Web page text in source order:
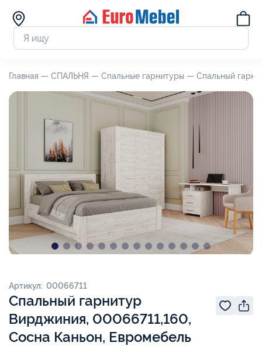
Главная — СПАЛЬНЯ — Спальные гарнитуры — Спальный
Спальный гарнитур
Вирджиния, 00066711,160,
Сосна Каньон, Евромебель
Артикул: 00066711